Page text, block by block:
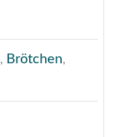
, Brötchen,